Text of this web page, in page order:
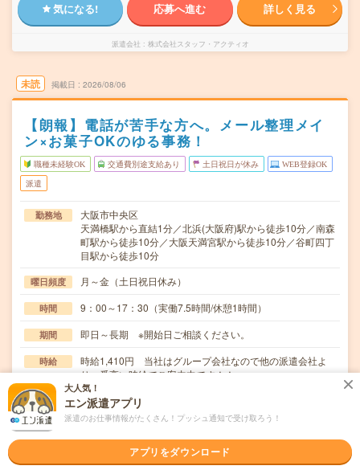
気になる! 応募へ進む 詳しく見る
派遣会社 株式会社スタッフ・アクティオ
未読 掲載日 2026/08/06
【朗報】電話が苦手な方へ。メール整理メイ
ン×お菓子OKのゆる事務！
職種未経験OK 交通費別途支給あり 土日祝日が休み WEB登録OK
派遣
勤務地
大阪市中央区
天満橋駅から直結1分／北浜(大阪府)駅から徒歩10分／南森
町駅から徒歩10分／大阪天満宮駅から徒歩10分／谷町四丁
目駅から徒歩10分
曜日頻度 月～金（土日祝日休み）
時間 9：00～17：30（実働7.5時間/休憩1時間）
期間 即日～長期 ※開始日ご相談ください。
時給
時給1,410円 当社はグループ会社なので他の派遣会社よ
り一番高い時給でご案内中です！！
交通費
支給あり（規定あり）
仕事内容
＼デスクでお菓子を食べながらオシゴト！驚くほどカンタ
ン！／～具体的には～※電話対応ナシの業務・社内に…
大人気！
エン派遣アプリ
派遣のお仕事情報がたくさん！プッシュ通知で受け取ろう！
アプリをダウンロード